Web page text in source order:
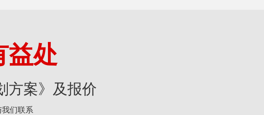
益处
方案》及报价
们联系